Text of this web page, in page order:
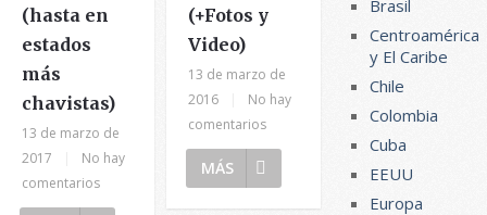
(hasta en
estados
más
chavistas)
13 de marzo de
2017
No hay
comentarios
(+Fotos y
Video)
13 de marzo de
2016
No hay
comentarios
MÁS
Brasil
Centroamérica
y El Caribe
Chile
Colombia
Cuba
EEUU
Europa